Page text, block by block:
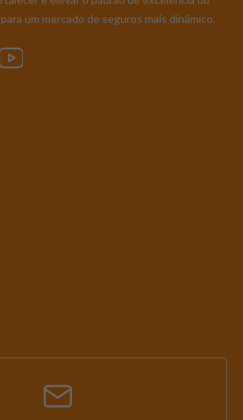
um mercado de seguros mais dinâmico.